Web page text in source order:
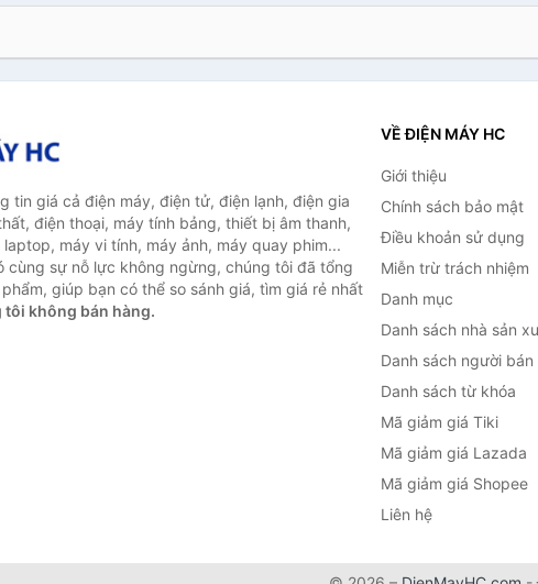
tin giá cả điện máy, điện tử, điện lạnh, điện gia
điện thoại, máy tính bảng, thiết bị âm thanh,
máy vi tính, máy ảnh, máy quay phim...
cùng sự nỗ lực không ngừng, chúng tôi đã tổng
giúp bạn có thể so sánh giá, tìm giá rẻ nhất
tôi không bán hàng.
VỀ ĐIỆN MÁY HC
Giới thiệu
Chính sách bảo mật
Điều khoản sử dụng
Miễn trừ trách nhiệm
Danh mục
Danh sách nhà sản
Danh sách người bán
Danh sách từ khóa
Mã giảm giá Tiki
Mã giảm giá Lazada
Mã giảm giá Shopee
Liên hệ